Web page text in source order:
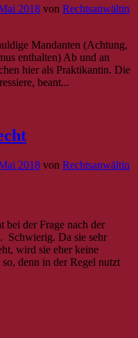
2018 von Rechtsanwältin
Mandanten (Achtung,
enthalten) Ab und an
hier als Praktikantin. Die
beant...
2018 von Rechtsanwältin
bei der Frage nach der
Schwierig. Da sie sehr
wird sie eher keine
denn in der Regel nutzt